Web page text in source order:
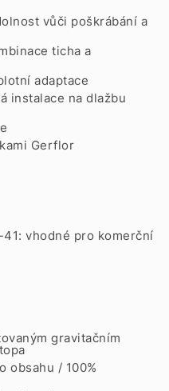
vůči poškrábání a
ticha a
adaptace
instalace na dlažbu
Gerflor
vhodné pro komerční
gravitačním
obsahu / 100%